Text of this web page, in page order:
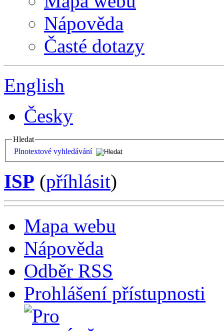
Nápověda
Časté dotazy
English
Česky
Hledat
Plnotextové vyhledávání
ISP (příhlásit)
Mapa webu
Nápověda
Odběr RSS
Prohlášení přístupnosti